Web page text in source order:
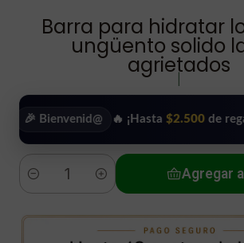
Barra para hidratar
ungüento solido
agrietados
🔥 ¡Hasta $2.500 de regalo en
Cantidad
Agregar